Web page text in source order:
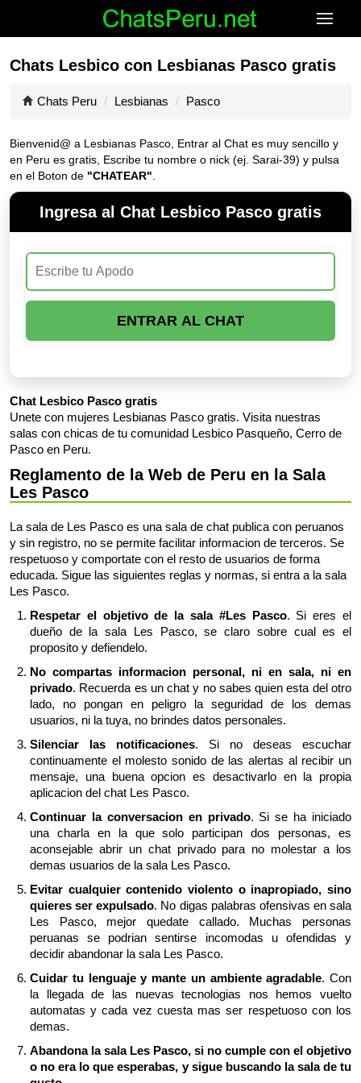
Chats Lesbico con Lesbianas Pasco gratis
Chats Peru Lesbianas Pasco
Bienvenid@ a Lesbianas Pasco, Entrar al Chat es muy sencillo y
en Peru es gratis, Escribe tu nombre o nick (ej. Sarai-39) y pulsa
en el Boton de "CHATEAR"
Ingresa al Chat Lesbico Pasco gratis
ENTRAR AL CHAT
Chat Lesbico Pasco gratis
Unete con mujeres Lesbianas Pasco gratis. Visita nuestras
salas con chicas de tu comunidad Lesbico Pasqueño, Cerro de
Pasco en Peru.
Reglamento de la Web de Peru en la Sala
Les Pasco
La sala de Les Pasco es una sala de chat publica con peruanos
y sin registro, no se permite facilitar informacion de terceros. Se
respetuoso y comportate con el resto de usuarios de forma
educada. Sigue las siguientes reglas y normas, si entra a la sala
Les Pasco.
Respetar el objetivo de la sala #Les Pasco. Si eres el
dueño de la sala Les Pasco, se claro sobre cual es el
proposito y defiendelo.
No compartas informacion personal, ni en sala, ni en
privado. Recuerda es un chat y no sabes quien esta del otro
lado, no pongan en peligro la seguridad de los demas
usuarios, ni la tuya, no brindes datos personales.
Silenciar las notificaciones. Si no deseas escuchar
continuamente el molesto sonido de las alertas al recibir un
mensaje, una buena opcion es desactivarlo en la propia
aplicacion del chat Les Pasco.
Continuar la conversacion en privado. Si se ha iniciado
una charla en la que solo participan dos personas, es
aconsejable abrir un chat privado para no molestar a los
demas usuarios de la sala Les Pasco.
Evitar cualquier contenido violento o inapropiado, sino
quieres ser expulsado. No digas palabras ofensivas en sala
Les Pasco, mejor quedate callado. Muchas personas
peruanas se podrian sentirse incomodas u ofendidas y
decidir abandonar la sala Les Pasco.
Cuidar tu lenguaje y mante un ambiente agradable. Con
la llegada de las nuevas tecnologias nos hemos vuelto
automatas y cada vez cuesta mas ser respetuoso con los
demas.
Abandona la sala Les Pasco, si no cumple con el objetivo
o no era lo que esperabas, y sigue buscando la sala de tu